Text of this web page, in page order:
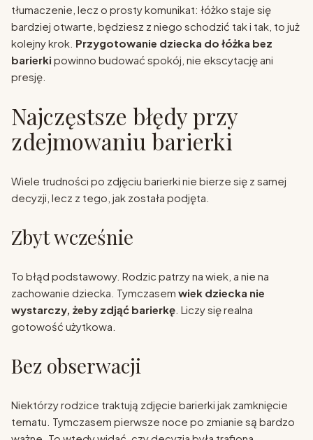
tłumaczenie, lecz o prosty komunikat: łóżko staje się
bardziej otwarte, będziesz z niego schodzić tak i tak, to już
kolejny krok. Przygotowanie dziecka do łóżka bez
barierki powinno budować spokój, nie ekscytację ani
presję.
Najczęstsze błędy przy
zdejmowaniu barierki
Wiele trudności po zdjęciu barierki nie bierze się z samej
decyzji, lecz z tego, jak została podjęta.
Zbyt wcześnie
To błąd podstawowy. Rodzic patrzy na wiek, a nie na
zachowanie dziecka. Tymczasem wiek dziecka nie
wystarczy, żeby zdjąć barierkę . Liczy się realna
gotowość użytkowa.
Bez obserwacji
Niektórzy rodzice traktują zdjęcie barierki jak zamknięcie
tematu. Tymczasem pierwsze noce po zmianie są bardzo